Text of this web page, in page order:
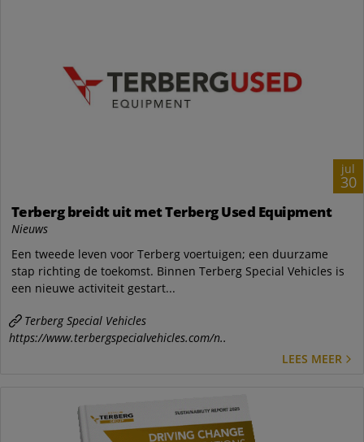
jul
30
Terberg breidt uit met Terberg Used Equipment
Nieuws
Een tweede leven voor Terberg voertuigen; een duurzame
stap richting de toekomst. Binnen Terberg Special Vehicles is
een nieuwe activiteit gestart...
Terberg Special Vehicles
https://www.terbergspecialvehicles.com/n..
LEES MEER